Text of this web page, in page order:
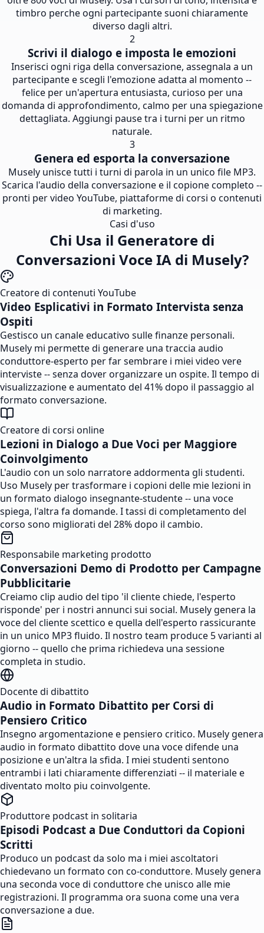
timbro perche ogni partecipante suoni chiaramente
diverso dagli altri.
2
Scrivi il dialogo e imposta le emozioni
Inserisci ogni riga della conversazione, assegnala a un
partecipante e scegli l'emozione adatta al momento --
felice per un'apertura entusiasta, curioso per una
domanda di approfondimento, calmo per una spiegazione
dettagliata. Aggiungi pause tra i turni per un ritmo
naturale.
3
Genera ed esporta la conversazione
Musely unisce tutti i turni di parola in un unico file MP3.
Scarica l'audio della conversazione e il copione completo --
pronti per video YouTube, piattaforme di corsi o contenuti
di marketing.
Casi d'uso
Chi Usa il Generatore di
Conversazioni Voce IA di Musely?
Creatore di contenuti YouTube
Video Esplicativi in Formato Intervista senza
Ospiti
Gestisco un canale educativo sulle finanze personali.
Musely mi permette di generare una traccia audio
conduttore-esperto per far sembrare i miei video vere
interviste -- senza dover organizzare un ospite. Il tempo di
visualizzazione e aumentato del 41% dopo il passaggio al
formato conversazione.
Creatore di corsi online
Lezioni in Dialogo a Due Voci per Maggiore
Coinvolgimento
L'audio con un solo narratore addormenta gli studenti.
Uso Musely per trasformare i copioni delle mie lezioni in
un formato dialogo insegnante-studente -- una voce
spiega, l'altra fa domande. I tassi di completamento del
corso sono migliorati del 28% dopo il cambio.
Responsabile marketing prodotto
Conversazioni Demo di Prodotto per Campagne
Pubblicitarie
Creiamo clip audio del tipo 'il cliente chiede, l'esperto
risponde' per i nostri annunci sui social. Musely genera la
voce del cliente scettico e quella dell'esperto rassicurante
in un unico MP3 fluido. Il nostro team produce 5 varianti al
giorno -- quello che prima richiedeva una sessione
completa in studio.
Docente di dibattito
Audio in Formato Dibattito per Corsi di
Pensiero Critico
Insegno argomentazione e pensiero critico. Musely genera
audio in formato dibattito dove una voce difende una
posizione e un'altra la sfida. I miei studenti sentono
entrambi i lati chiaramente differenziati -- il materiale e
diventato molto piu coinvolgente.
Produttore podcast in solitaria
Episodi Podcast a Due Conduttori da Copioni
Scritti
Produco un podcast da solo ma i miei ascoltatori
chiedevano un formato con co-conduttore. Musely genera
una seconda voce di conduttore che unisco alle mie
registrazioni. Il programma ora suona come una vera
conversazione a due.